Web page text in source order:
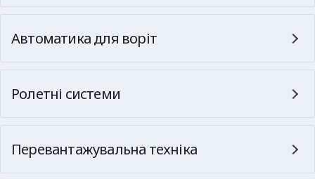
Автоматика для воріт
Ролетні системи
Перевантажувальна техніка